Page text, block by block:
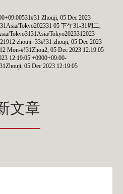
Zhouji, 05 Dec 2023
Tokyo202331 05 下午31-31周二,
Tokyo3131Asia/Tokyo2023312023
zhouji=33#!31 zhouji, 05 Dec 2023
Mon-#!31Zhou2, 05 Dec 2023 12:19:05
12:19:05 +0900+09:00-
05 Dec 2023 12:19:05
文章